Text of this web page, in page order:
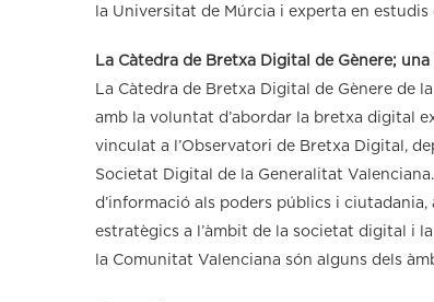
la Universitat de Múrcia i experta en
La Càtedra de Bretxa Digital de Gènere;
La Càtedra de Bretxa Digital de Gènere de
amb la voluntat d’abordar la bretxa digital
vinculat a l’Observatori de Bretxa Digital,
Societat Digital de la Generalitat
d’informació als poders públics i
estratègics a l’àmbit de la societat digital i
la Comunitat Valenciana són alguns dels